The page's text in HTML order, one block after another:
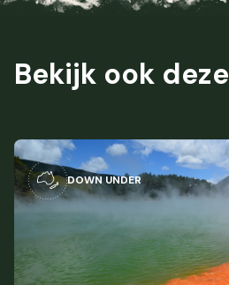
Bekijk ook deze
DOWN UNDER